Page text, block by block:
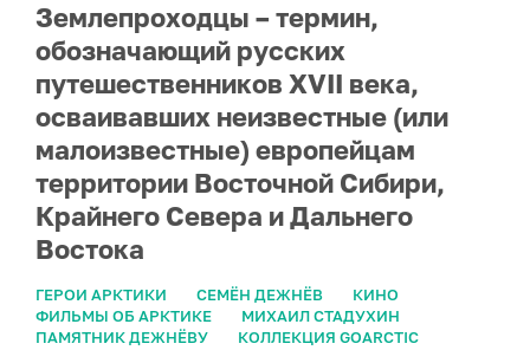
Землепроходцы – термин,
обозначающий русских
путешественников XVII века,
осваивавших неизвестные (или
малоизвестные) европейцам
территории Восточной Сибири,
Крайнего Севера и Дальнего
Востока
ГЕРОИ АРКТИКИ СЕМЁН ДЕЖНЁВ
КИНО
ФИЛЬМЫ ОБ АРКТИКЕ
МИХАИЛ СТАДУХИН
ПАМЯТНИК ДЕЖНЁВУ
КОЛЛЕКЦИЯ GOARCTIC